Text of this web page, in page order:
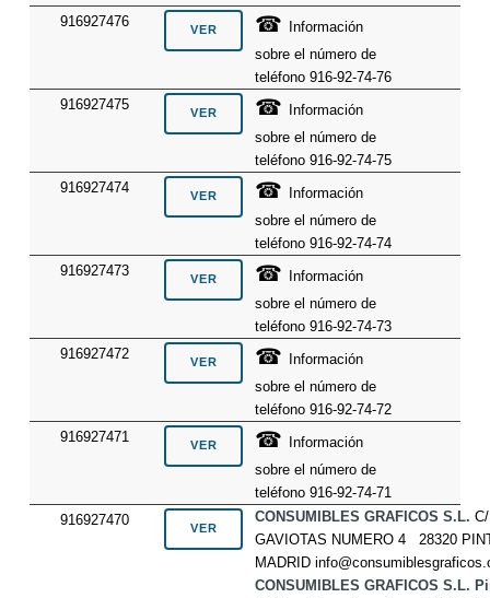
916927476
☎
Información
sobre el número de
teléfono 916-92-74-76
916927475
☎
Información
sobre el número de
teléfono 916-92-74-75
916927474
☎
Información
sobre el número de
teléfono 916-92-74-74
916927473
☎
Información
sobre el número de
teléfono 916-92-74-73
916927472
☎
Información
sobre el número de
teléfono 916-92-74-72
916927471
☎
Información
sobre el número de
teléfono 916-92-74-71
916927470
CONSUMIBLES GRAFICOS S.L.C/
GAVIOTAS NUMERO 4 28320
MADRID
CONSUMIBLES GRAFICOS S.L.